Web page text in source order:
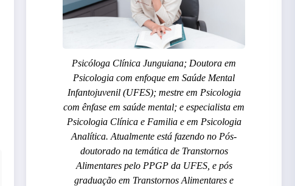
Psicóloga Clínica Junguiana; Doutora em
Psicologia com enfoque em Saúde Mental
Infantojuvenil (UFES); mestre em Psicologia
com ênfase em saúde mental; e especialista em
Psicologia Clínica e Familia e em Psicologia
Analítica. Atualmente está fazendo no Pós-
doutorado na temática de Transtornos
Alimentares pelo PPGP da UFES, e pós
graduação em Transtornos Alimentares e